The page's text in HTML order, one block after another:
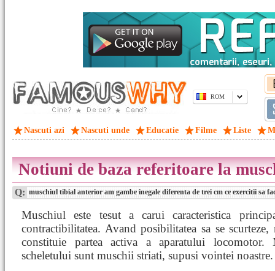
ROM
Nascuti azi Nascuti unde Educatie Filme Liste
Notiuni de baza referitoare la
Q: muschiul tibial anterior am gambe inegale diferenta de trei cm ce exercitii sa
Muschiul este tesut a carui caracteristica
contractibilitatea. Avand posibilitatea sa se scurteze,
constituie partea activa a aparatului locomotor.
scheletului sunt muschii striati, supusi vointei noastre.